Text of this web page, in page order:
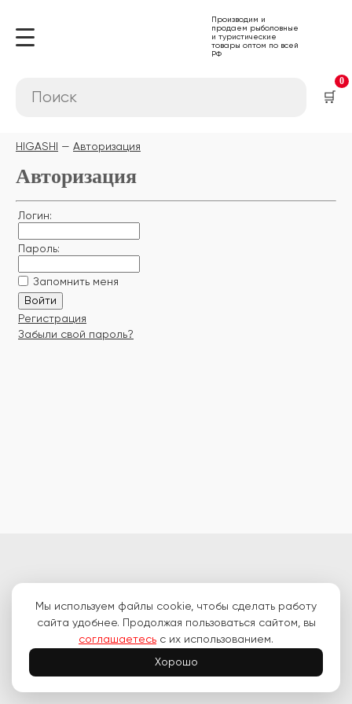
Производим и
продаем рыболовные
и туристические
товары оптом по всей
РФ
🛒
0
HIGASHI Авторизация
Авторизация
Логин:
Пароль:
Запомнить меня
Регистрация
Забыли свой пароль?
Производим и продаем рыболовные и туристические товары по всей
РФ
ООО «Хигаши»
ИНН 2539079580
ОГРН 1072539000401
Мы используем файлы cookie, чтобы сделать работу
сайта удобнее. Продолжая пользоваться сайтом, вы
соглашаетесь с их использованием.
Хорошо